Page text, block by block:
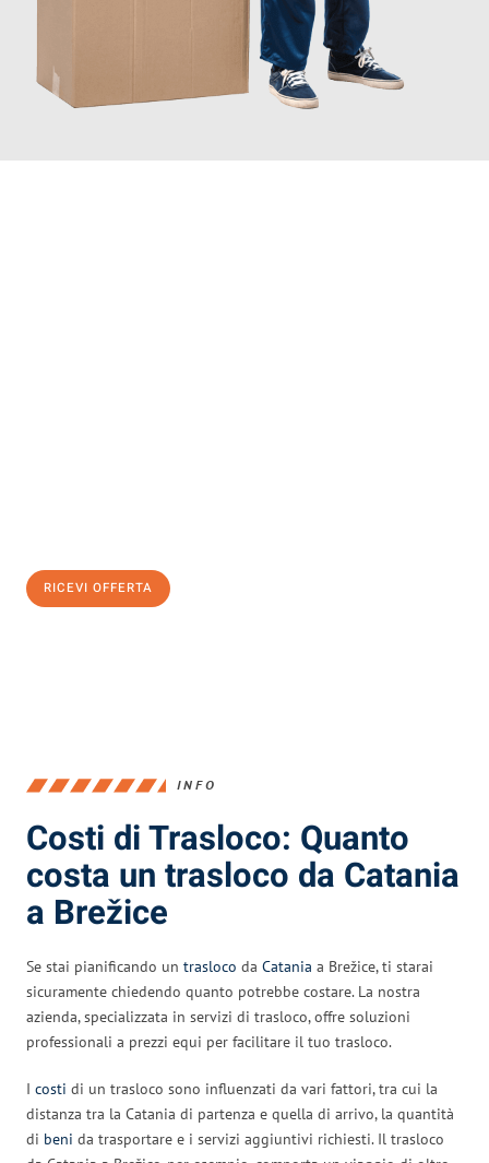
RICEVI OFFERTA
INFO
Costi di Trasloco: Quanto
costa un trasloco da Catania
a Brežice
Se stai pianificando un trasloco da Catania a Brežice, ti starai
sicuramente chiedendo quanto potrebbe costare. La nostra
azienda, specializzata in servizi di trasloco, offre soluzioni
professionali a prezzi equi per facilitare il tuo trasloco.
I costi di un trasloco sono influenzati da vari fattori, tra cui la
distanza tra la Catania di partenza e quella di arrivo, la quantità
di beni da trasportare e i servizi aggiuntivi richiesti. Il trasloco